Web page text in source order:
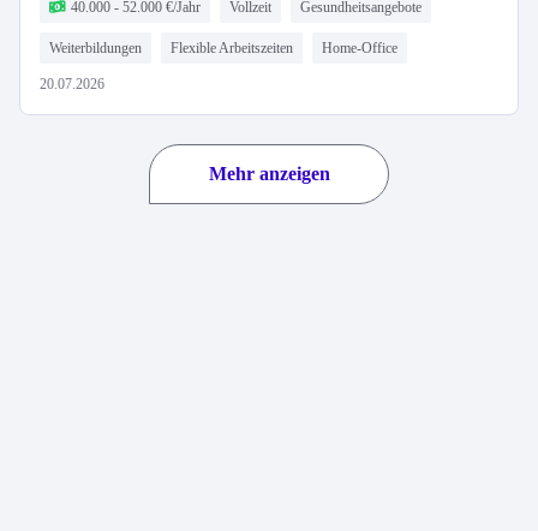
40.000 - 52.000 €/Jahr Vollzeit Gesundheitsangebote
Weiterbildungen Flexible Arbeitszeiten Home-Office
20.07.2026
Mehr anzeigen